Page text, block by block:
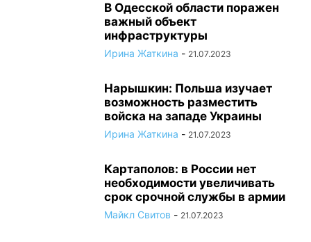
В Одесской области поражен
важный объект
инфраструктуры
Ирина Жаткина - 21.07.2023
Нарышкин: Польша изучает
возможность разместить
войска на западе Украины
Ирина Жаткина - 21.07.2023
Картаполов: в России нет
необходимости увеличивать
срок срочной службы в армии
Майкл Свитов - 21.07.2023